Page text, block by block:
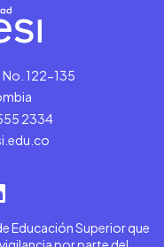
No. 122-135
2334
Educación Superior que